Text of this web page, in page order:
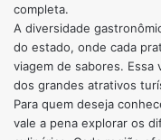
completa.
A diversidade
do estado, onde cada
viagem de sabores. Essa
dos grandes atrativos
Para quem deseja
vale a pena explorar os